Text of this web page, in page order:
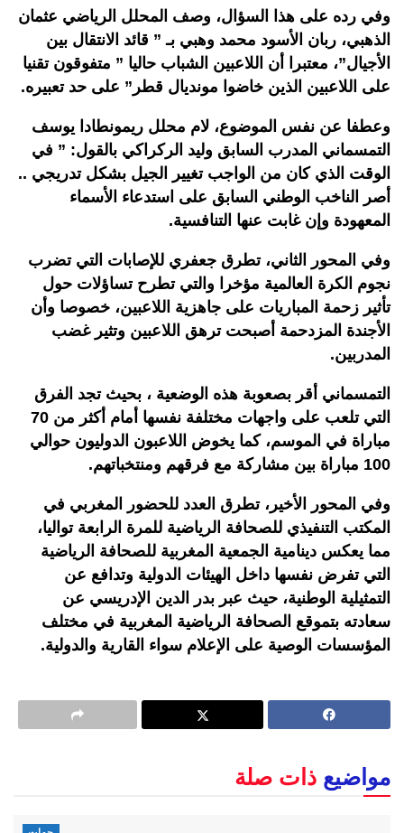
وفي رده على هذا السؤال، وصف المحلل الرياضي عثمان
الذهبي، ربان الأسود محمد وهبي بـ ” قائد الانتقال بين
الأجيال”، معتبرا أن اللاعبين الشباب حاليا ” متفوقون تقنيا
على اللاعبين الذين خاضوا مونديال قطر” على حد تعبيره.
وعطفا عن نفس الموضوع، لام محلل ريمونطادا يوسف
التمسماني المدرب السابق وليد الركراكي بالقول: ” في
الوقت الذي كان من الواجب تغيير الجيل بشكل تدريجي ..
أصر الناخب الوطني السابق على استدعاء الأسماء
المعهودة وإن غابت عنها التنافسية.
وفي المحور الثاني، تطرق جعفري للإصابات التي تضرب
نجوم الكرة العالمية مؤخرا والتي تطرح تساؤلات حول
تأثير زحمة المباريات على جاهزية اللاعبين، خصوصا وأن
الأجندة المزدحمة أصبحت ترهق اللاعبين وتثير غضب
المدربين.
التمسماني أقر بصعوبة هذه الوضعية ، بحيث تجد الفرق
التي تلعب على واجهات مختلفة نفسها أمام أكثر من 70
مباراة في الموسم، كما يخوض اللاعبون الدوليون حوالي
100 مباراة بين مشاركة مع فرقهم ومنتخباتهم.
وفي المحور الأخير، تطرق العدد للحضور المغربي في
المكتب التنفيذي للصحافة الرياضية للمرة الرابعة تواليا،
مما يعكس دينامية الجمعية المغربية للصحافة الرياضية
التي تفرض نفسها داخل الهيئات الدولية وتدافع عن
التمثيلية الوطنية، حيث عبر بدر الدين الإدريسي عن
سعادته بتموقع الصحافة الرياضية المغربية في مختلف
المؤسسات الوصية على الإعلام سواء القارية والدولية.
مواضيع ذات صلة